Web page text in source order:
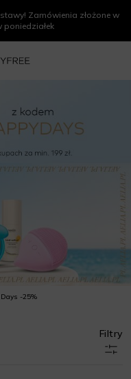
Zamówienia złożone w
poniedziałek
-25%
Filtry